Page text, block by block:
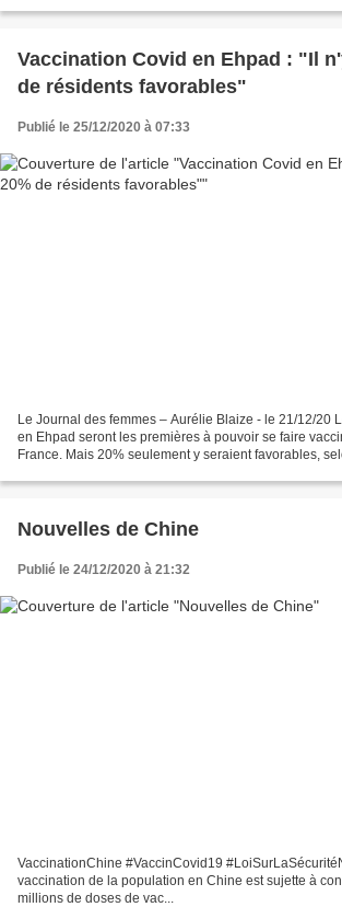
Vaccination Covid en Ehpad : "Il
de résidents favorables"
Publié le 25/12/2020 à 07:33
Le Journal des femmes – Aurélie Blaize - le 21/12/20
en Ehpad seront les premières à pouvoir se faire
France. Mais 20% seulement y seraient favorables,
Nouvelles de Chine
Publié le 24/12/2020 à 21:32
VaccinationChine #VaccinCovid19
vaccination de la population en Chine est sujette à
millions de doses de vac...